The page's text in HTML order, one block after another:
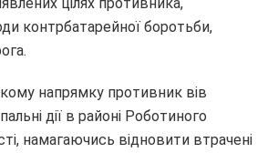
контрбатарейної боротьби,
напрямку противник вів
дії в районі Роботиного
намагаючись відновити втрачені